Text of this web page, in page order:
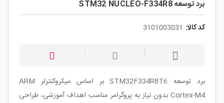
برد توسعه STM32 NUCLEO-F334R8
کد کالا: 3101003031
برد توسعه STM32F334R8T6 بر اساس میکروکنترلر ARM
Cortex-M4 بدون نیاز به پروگرامر مناسب اهداف آموزشی، طراحی